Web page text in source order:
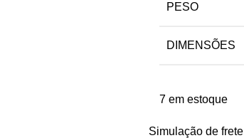
PESO
DIMENSÕES
7 em estoque
Simulação de frete